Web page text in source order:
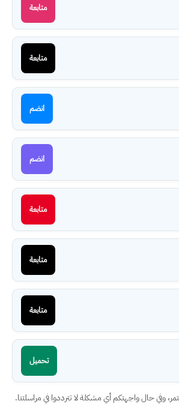
متابعة
متابعة
انضم
انضم
متابعة
متابعة
متابعة
تحميل
وفي حال واجهتكم أي مشكلة لا تترددوا في مراسلتنا.